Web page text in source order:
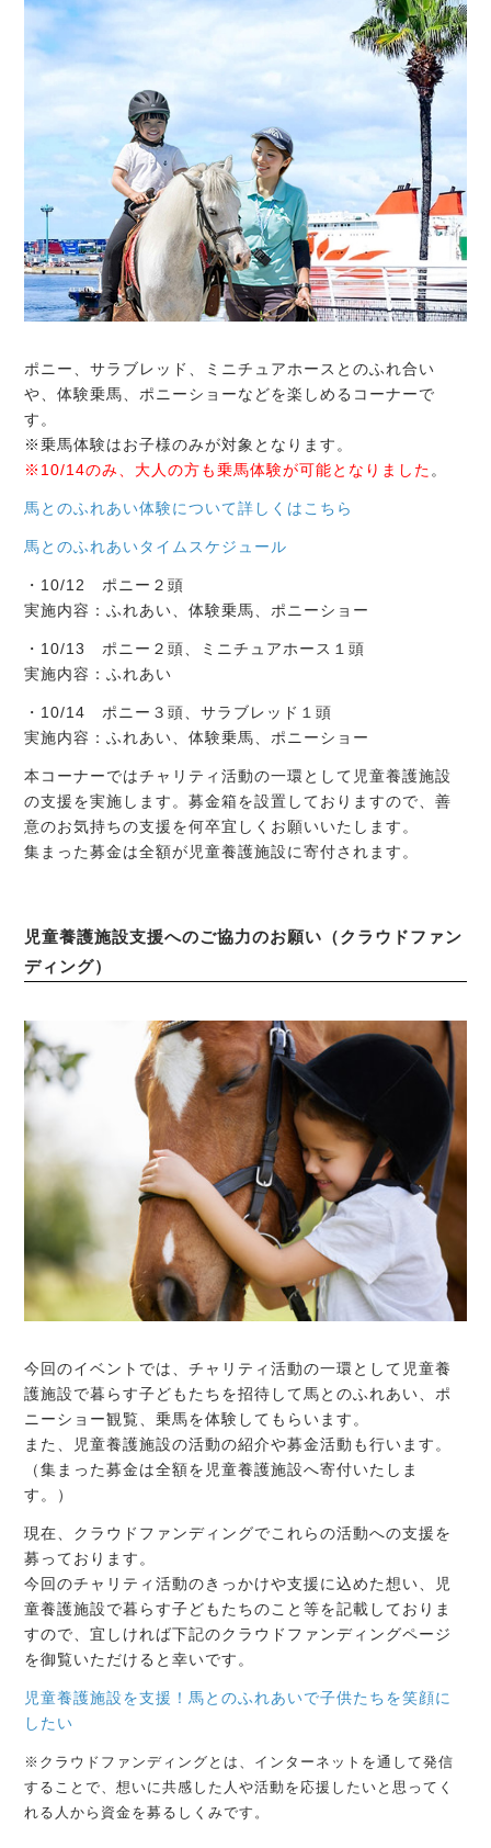
ポニー、サラブレッド、ミニチュアホースとのふれ合い
や、体験乗馬、ポニーショーなどを楽しめるコーナーで
す。
※乗馬体験はお子様のみが対象となります。
※10/14のみ、大人の方も乗馬体験が可能となりました。
馬とのふれあい体験について詳しくはこちら
馬とのふれあいタイムスケジュール
・10/12 ポニー２頭
実施内容：ふれあい、体験乗馬、ポニーショー
・10/13 ポニー２頭、ミニチュアホース１頭
実施内容：ふれあい
・10/14 ポニー３頭、サラブレッド１頭
実施内容：ふれあい、体験乗馬、ポニーショー
本コーナーではチャリティ活動の一環として児童養護施設
の支援を実施します。募金箱を設置しておりますので、善
意のお気持ちの支援を何卒宜しくお願いいたします。
集まった募金は全額が児童養護施設に寄付されます。
児童養護施設支援へのご協力のお願い（クラウドファン
ディング）
今回のイベントでは、チャリティ活動の一環として児童養
護施設で暮らす子どもたちを招待して馬とのふれあい、ポ
ニーショー観覧、乗馬を体験してもらいます。
また、児童養護施設の活動の紹介や募金活動も行います。
（集まった募金は全額を児童養護施設へ寄付いたしま
す。）
現在、クラウドファンディングでこれらの活動への支援を
募っております。
今回のチャリティ活動のきっかけや支援に込めた想い、児
童養護施設で暮らす子どもたちのこと等を記載しておりま
すので、宜しければ下記のクラウドファンディングページ
を御覧いただけると幸いです。
児童養護施設を支援！馬とのふれあいで子供たちを笑顔に
したい
※クラウドファンディングとは、インターネットを通して発信
することで、想いに共感した人や活動を応援したいと思ってく
れる人から資金を募るしくみです。